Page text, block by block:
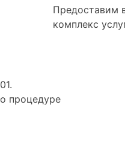
Предоставим
комплекс
01.
о процедуре